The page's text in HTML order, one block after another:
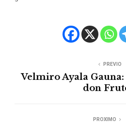
PREVIO
Velmiro Ayala Gauna:
don
PROXIMO